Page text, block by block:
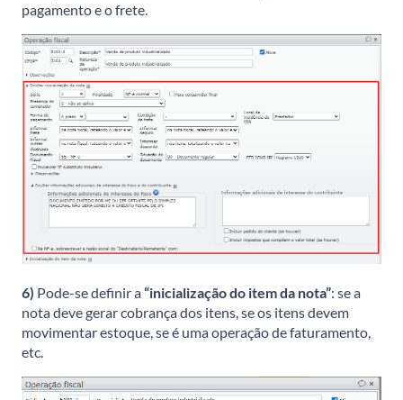
pagamento e o frete.
6) Pode-se definir a“inicialização do item da nota”: se a
nota deve gerar cobrança dos itens, se os itens devem
movimentar estoque, se é uma operação de faturamento,
etc.